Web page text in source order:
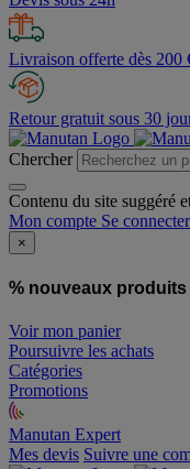
Livraison offerte dès 200
Retour gratuit sous 30
Chercher
Contenu du site suggéré
Mon compte Se connecter
×
% nouveaux produits
Voir mon panier
Poursuivre les achats
Catégories
Promotions
Manutan Expert
offre reconditionnée